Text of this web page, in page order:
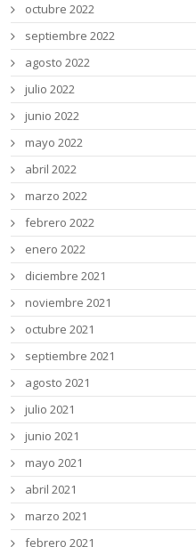
octubre 2022
septiembre 2022
agosto 2022
julio 2022
junio 2022
mayo 2022
abril 2022
marzo 2022
febrero 2022
enero 2022
diciembre 2021
noviembre 2021
octubre 2021
septiembre 2021
agosto 2021
julio 2021
junio 2021
mayo 2021
abril 2021
marzo 2021
febrero 2021